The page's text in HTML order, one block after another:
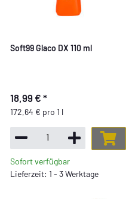
Soft99 Glaco DX 110 ml
18,99 € *
172,64 € pro 1 l
Sofort verfügbar
Lieferzeit: 1 - 3 Werktage